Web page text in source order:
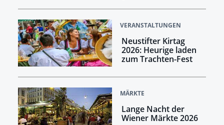
VERANSTALTUNGEN
Neustifter Kirtag
2026: Heurige laden
zum Trachten-Fest
MÄRKTE
Lange Nacht der
Wiener Märkte 2026